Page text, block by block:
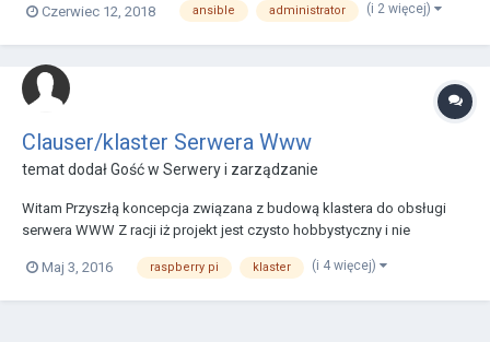
Najlepiej w zautomatyzowany sposób np. przy użyciu Ansible. Praca w
Czerwiec 12, 2018 ansible administrator (i 2 więcej)
Clauser/klaster Serwera Www
temat dodał Gość w Serwery i zarządzanie
Witam Przyszłą koncepcja związana z budową klastera do obsługi
serwera WWW Z racji iż projekt jest czysto hobbystyczny i nie
jakiejś konkretnej firmy to zastanowiłem się czy nie warto byłoby
Maj 3, 2016 raspberry pi klaster (i 4 więcej)